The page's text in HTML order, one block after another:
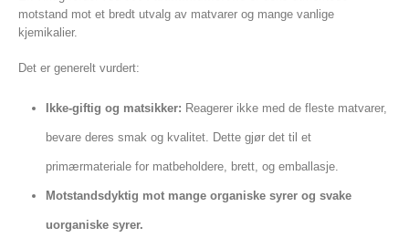
motstand mot et bredt utvalg av matvarer og mange vanlige
kjemikalier.
Det er generelt vurdert:
Ikke-giftig og matsikker: Reagerer ikke med de fleste matvarer,
bevare deres smak og kvalitet. Dette gjør det til et
primærmateriale for matbeholdere, brett, og emballasje.
Motstandsdyktig mot mange organiske syrer og svake
uorganiske syrer.